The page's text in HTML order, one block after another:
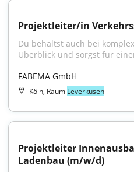
Projektleiter/in
Du behältst auch bei
Überblick und sorgst für
FABEMA GmbH
Köln, Raum Leverkusen
Projektleiter
Ladenbau (m/w/d)